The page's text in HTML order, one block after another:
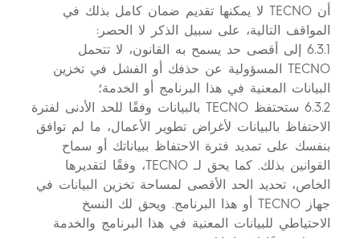
أن TECNO لا يمكنها تقديم ضمان كامل بذلك في
المواقف التالية، على سبيل الذكر لا الحصر:
6.3.1 إلى أقصى حد يسمح به القانون، لا تتحمل
TECNO المسؤولية عن حذفك أو الفشل في تخزين
البيانات المعنية في هذا البرنامج أو الخدمة؛
6.3.2 ستحتفظ TECNO بالبيانات وفقًا للحد الأدنى لفترة
الاحتفاظ بالبيانات لأغراض تطوير الأعمال، ما لم توافق
بنفسك على تمديد فترة الاحتفاظ ببياناتك أو سماح
القوانين بذلك. كما يحق لـ TECNO، وفقًا لتقديرها
الخاص، تحديد الحد الأقصى لمساحة تخزين البيانات في
جهاز TECNO أو هذا البرنامج. ويحق لك النسخ
الاحتياطي للبيانات المعنية في هذا البرنامج والخدمة